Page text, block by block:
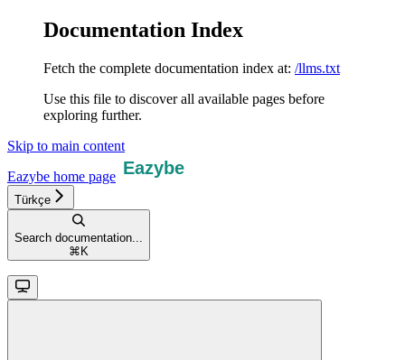
Documentation Index
Fetch the complete documentation index at: /llms.txt
Use this file to discover all available pages before
exploring further.
Skip to main content
Eazybe home page
Türkçe
Search documentation...
⌘ K